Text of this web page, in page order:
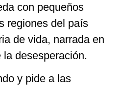
con pequeños
regiones del país
de vida, narrada en
desesperación.
y pide a las